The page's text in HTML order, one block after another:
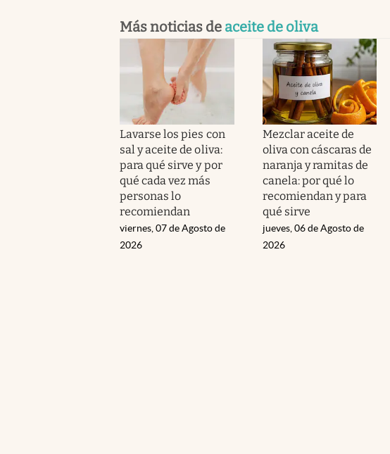
Más noticias de aceite de oliva
Lavarse los pies con
sal y aceite de oliva:
para qué sirve y por
qué cada vez más
personas lo
recomiendan
viernes, 07 de Agosto de
2026
Mezclar aceite de
oliva con cáscaras de
naranja y ramitas de
canela: por qué lo
recomiendan y para
qué sirve
jueves, 06 de Agosto de
2026